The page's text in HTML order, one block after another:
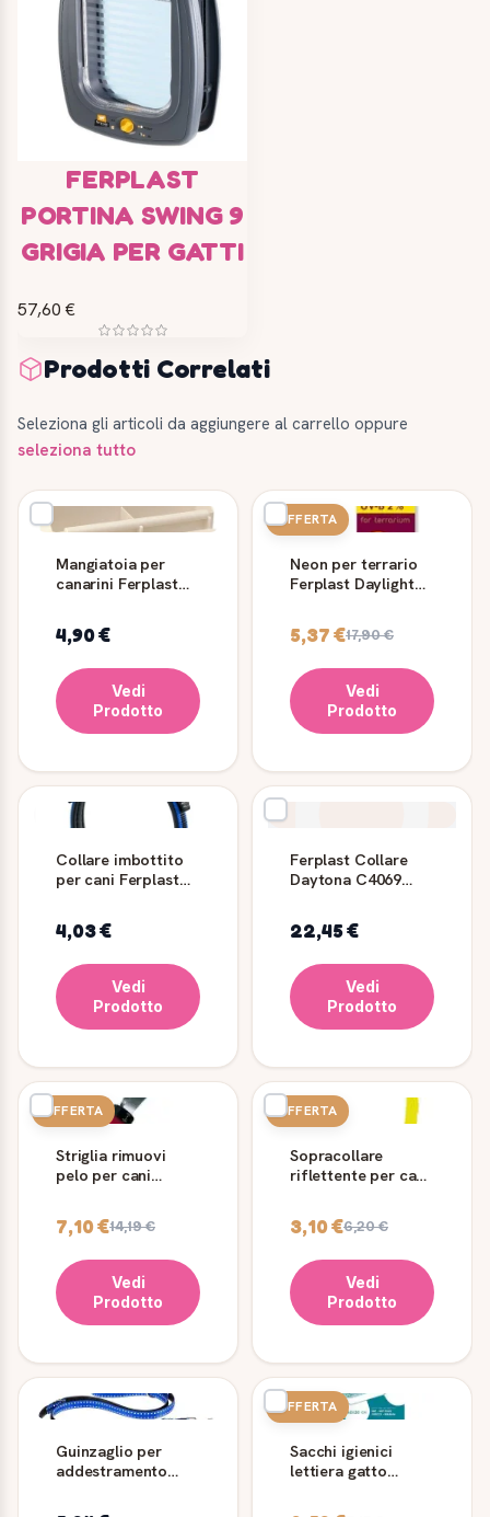
FERPLAST
PORTINA SWING 9
GRIGIA PER GATTI
57,60 €
Prodotti Correlati
Seleziona gli articoli da aggiungere al carrello oppure
seleziona tutto
Mangiatoia per
canarini Ferplast
4,90 €
Vedi
Prodotto
OFFERTA
Neon per terrario
Ferplast Daylight
5,37 €17,90 €
Vedi
Prodotto
Collare imbottito
per cani Ferplast
4,03 €
Vedi
Prodotto
Ferplast Collare
Daytona C4069
22,45 €
Vedi
Prodotto
OFFERTA
Striglia rimuovi
pelo per cani
7,10 €14,19 €
Vedi
Prodotto
OFFERTA
Sopracollare
riflettente per cani
3,10 €6,20 €
Vedi
Prodotto
Guinzaglio per
addestramento
OFFERTA
Sacchi igienici
lettiera gatto